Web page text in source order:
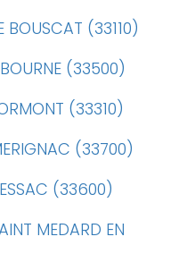
(33110)
(33500)
(33310)
(33700)
(33600)
MEDARD EN